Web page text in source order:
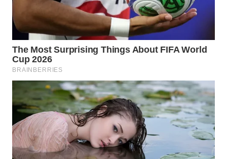
Wahana
Network
KONSUMEN
LISTRIK
MASYARAKAT
KELISTRIKAN
WALINKI
ID
MAWAKA